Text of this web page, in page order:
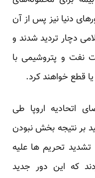
دنیا نیز پس از آن
دچار تردید شدند و
نفت و پتروشیمی با
قطع خواهند کرد.
۱۳۹۱ نیز اعضای اتحادیه اروپا طی
بر نتیجه بخش نبودن
تشدید تحریم ها علیه
که این دور جدید